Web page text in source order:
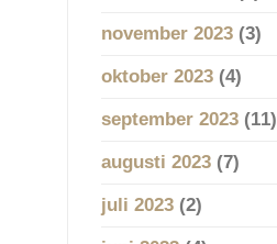
november 2023(3)
oktober 2023(4)
september 2023(11)
augusti 2023(7)
juli 2023(2)